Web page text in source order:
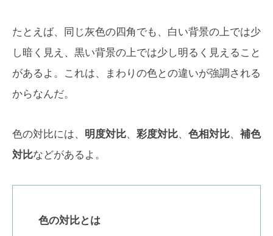
たとえば、同じ灰色の四角でも、白い背景の上では少
し暗く見え、黒い背景の上では少し明るく見えること
があるよ。これは、まわりの色との違いが強調される
からなんだ。
色の対比には、 明度対比、 彩度対比、 色相対比、 補色
対比などがあるよ。
色の対比とは